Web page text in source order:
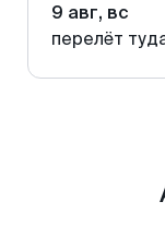
9 авг, вс
перелёт